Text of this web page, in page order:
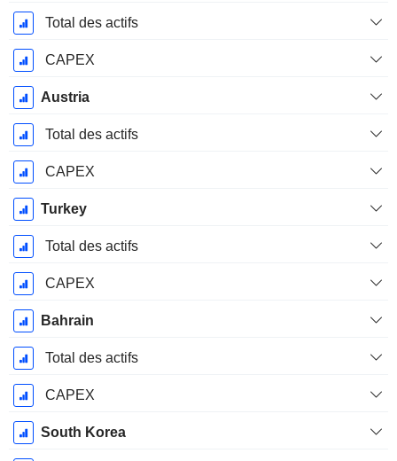
Total des actifs
CAPEX
Austria
Total des actifs
CAPEX
Turkey
Total des actifs
CAPEX
Bahrain
Total des actifs
CAPEX
South Korea